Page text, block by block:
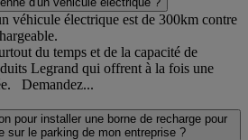
véhicule électrique est de 300km contre
du temps et de la capacité de
Legrand qui offrent à la fois une
Demandez...
pour installer une borne de recharge pour
sur le parking de mon entreprise ?